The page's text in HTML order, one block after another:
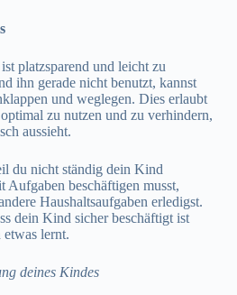
platzsparend und leicht zu
ihn gerade nicht benutzt, kannst
und weglegen. Dies erlaubt
zu nutzen und zu verhindern,
aussieht.
du nicht ständig dein Kind
Aufgaben beschäftigen musst,
Haushaltsaufgaben erledigst.
dein Kind sicher beschäftigt ist
etwas lernt.
deines Kindes